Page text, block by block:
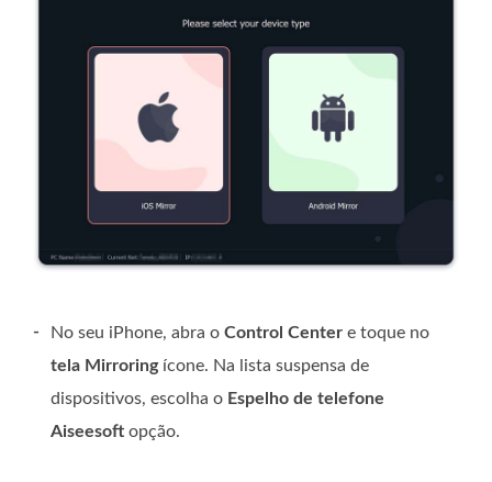
- No seu iPhone, abra o Control Center e toque no
tela Mirroringícone. Na lista suspensa de
dispositivos, escolha o Espelho de telefone
Aiseesoft opção.